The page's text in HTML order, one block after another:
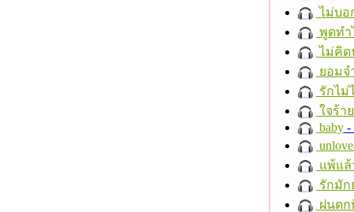
ไม่บอ
พูดทำ
ไม่คิด
ยอม
รักไม่
ใจร้าย
baby -
แพ้แล้
รักมัก
ฝนตก